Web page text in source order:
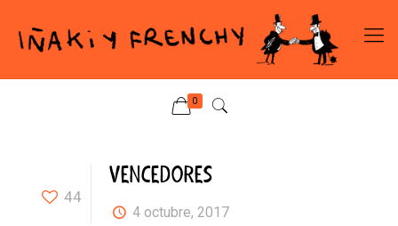
0
44
VENCEDORES
4 octubre, 2017